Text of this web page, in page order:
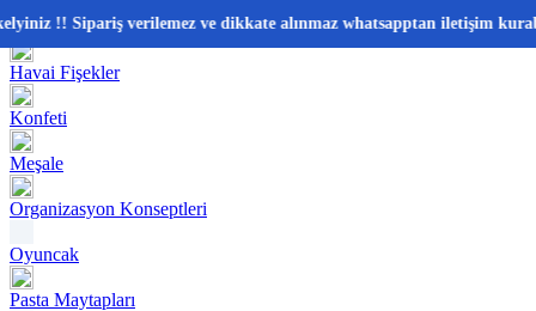
!! Sipariş verilemez ve dikkate alınmaz whatsapptan iletişim
📂 Kategoriler
Havai Fişekler
Konfeti
Meşale
Organizasyon Konseptleri
Oyuncak
Pasta Maytapları